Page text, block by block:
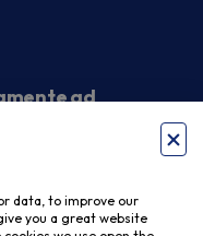
ad
data, to improve our
you a great website